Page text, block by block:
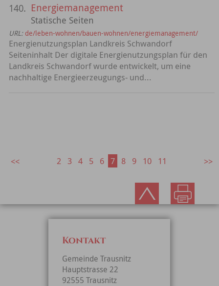
140. Energiemanagement
Statische Seiten
URL: de/leben-wohnen/bauen-wohnen/energiemanagement/
Energienutzungsplan Landkreis Schwandorf
Seiteninhalt Der digitale Energienutzungsplan für den
Landkreis Schwandorf wurde entwickelt, um eine
nachhaltige Energieerzeugungs- und...
2 3 4 5 6 7 8 9 10 11
Kontakt
Gemeinde Trausnitz
Hauptstrasse 22
92555 Trausnitz